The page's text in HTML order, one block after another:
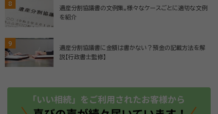
8
遺産分割協議書の文例集。様々なケースごとに適切な文例
を紹介
9
遺産分割協議書に金額は書かない？預金の記載方法を解
説【行政書士監修】